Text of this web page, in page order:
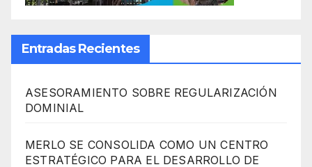
Entradas Recientes
ASESORAMIENTO SOBRE REGULARIZACIÓN
DOMINIAL
MERLO SE CONSOLIDA COMO UN CENTRO
ESTRATÉGICO PARA EL DESARROLLO DE